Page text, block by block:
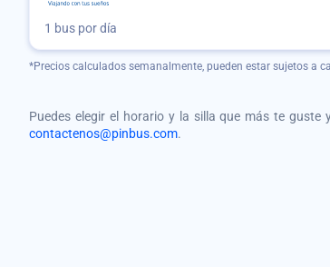
1 bus por día
*Precios calculados semanalmente, pueden estar sujetos a
Puedes elegir el horario y la silla que más te
contactenos@pinbus.com.